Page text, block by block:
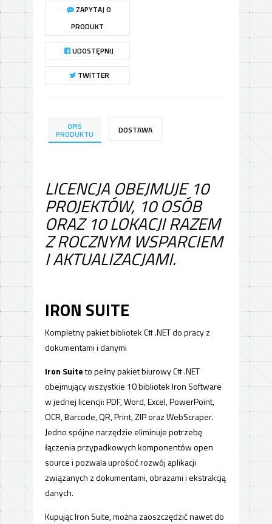
ZAPYTAJ O
PRODUKT
UDOSTĘPNIJ
TWITTER
OPIS
PRODUKTU DOSTAWA
LICENCJA OBEJMUJE 10
PROJEKTÓW, 10 OSÓB
ORAZ 10 LOKACJI RAZEM
Z ROCZNYM WSPARCIEM
I AKTUALIZACJAMI.
IRON SUITE
Kompletny pakiet bibliotek C# .NET do pracy z
dokumentami i danymi
Iron Suiteto pełny pakiet biurowy C# .NET
obejmujący wszystkie 10 bibliotek Iron Software
w jednej licencji: PDF, Word, Excel, PowerPoint,
OCR, Barcode, QR, Print, ZIP oraz WebScraper.
Jedno spójne narzędzie eliminuje potrzebę
łączenia przypadkowych komponentów open
source i pozwala uprościć rozwój aplikacji
związanych z dokumentami, obrazami i ekstrakcją
danych.
Kupując Iron Suite, można zaoszczędzić nawet do